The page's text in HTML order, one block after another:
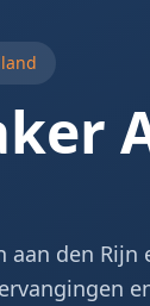
den Rijn